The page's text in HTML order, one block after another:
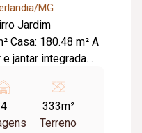
MG
Jardim
jantar integrada
master com
e banheiro.
4
333m²
Terreno